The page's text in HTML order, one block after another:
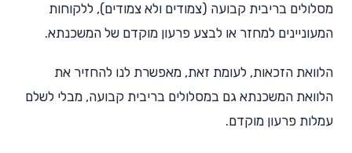
מסלולים בריבית קבועה (צמודים ולא צמודים), ללקוחות
המעוניינים למחזר או לבצע פרעון מוקדם של המשכנתא.
הלוואת הזכאות, לעומת זאת, מאפשרת לנו להחזיר את
הלוואת המשכנתא גם במסלולים בריבית קבועה, מבלי לשלם
עמלות פרעון מוקדם.